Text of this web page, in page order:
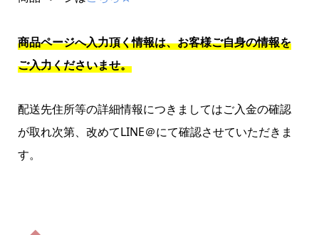
商品ページへ入力頂く情報は、お客様ご自身の情報を
ご入力くださいませ。
配送先住所等の詳細情報につきましてはご入金の確認
が取れ次第、改めてLINE＠にて確認させていただきま
す。